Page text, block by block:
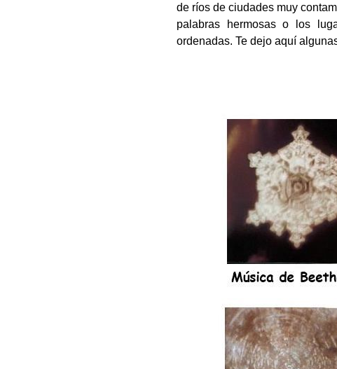
de ríos de ciudades muy
palabras hermosas o los
ordenadas. Te dejo aquí